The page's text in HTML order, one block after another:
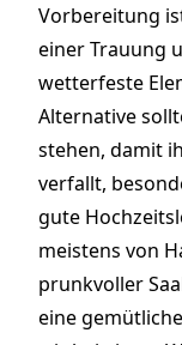
Vorbereitung
einer Trauung
wetterfeste
Alternative
stehen, damit
verfallt,
gute
meistens von
prunkvoller
eine